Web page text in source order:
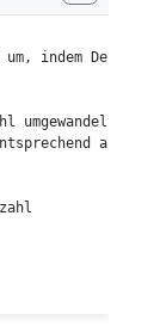
indem
ab-